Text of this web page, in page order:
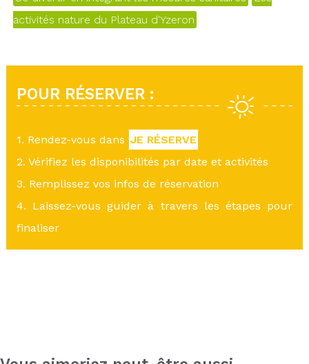
activités nature du Plateau d'Yzeron
POUR RÉSERVER :
1. Rendez-vous dans JE RÉSERVE
2. Vérifiez les disponibilités par date et activités
3. Remplissez vos infos de réservation
4. Laissez-vous guider à travers les étapes pour
finaliser